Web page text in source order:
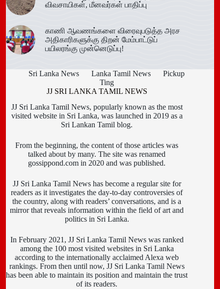
விவசாயிகள், மீனவர்கள் பாதிப்பு
காணி ஆவணங்களை விரைவுபடுத்த அரச
அதிகாரிகளுக்கு திறன் மேம்பாட்டுப்
பயிலரங்கு முன்னெடுப்பு!
Sri Lanka News Lanka Tamil News
Pickup
Ting
JJ SRI LANKA TAMIL NEWS
JJ Sri Lanka Tamil News, popularly known as the most
visited website in Sri Lanka, was launched in 2019 as a
Sri Lankan Tamil blog.
From the beginning, the content of those articles was
talked about by many. The site was renamed
gossippond.com in 2020 and was published.
JJ Sri Lanka Tamil News has become a regular site for
readers as it investigates the day-to-day controversies of
the country, along with readers’ conversations, and is a
mirror that reveals information within the field of art and
politics in Sri Lanka.
In February 2021, JJ Sri Lanka Tamil News was ranked
among the 100 most visited websites in Sri Lanka
according to the internationally acclaimed Alexa web
rankings. From then until now, JJ Sri Lanka Tamil News
has been able to maintain its position and maintain the trust
of its readers.